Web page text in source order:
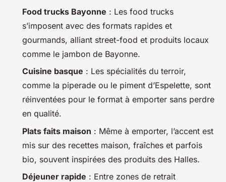
Food trucks Bayonne : Les food trucks
s’imposent avec des formats rapides et
gourmands, alliant street-food et produits locaux
comme le jambon de Bayonne.
Cuisine basque : Les spécialités du terroir,
comme la piperade ou le piment d’Espelette, sont
réinventées pour le format à emporter sans perdre
en qualité.
Plats faits maison : Même à emporter, l’accent est
mis sur des recettes maison, fraîches et parfois
bio, souvent inspirées des produits des Halles.
Déjeuner rapide : Entre zones de retrait